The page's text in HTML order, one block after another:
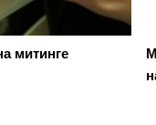
митинге